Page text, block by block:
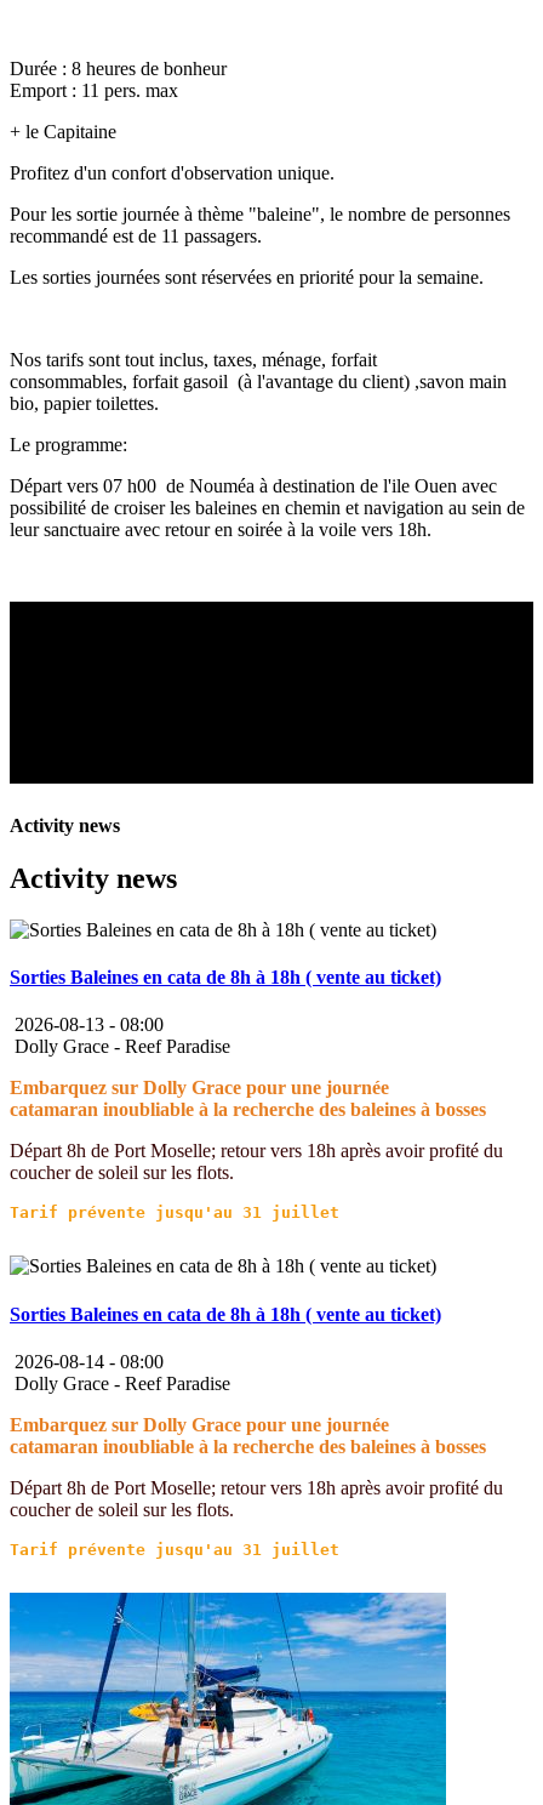
Durée : 8 heures de bonheur
Emport : 11 pers. max
+ le Capitaine
Profitez d'un confort d'observation unique.
Pour les sortie journée à thème "baleine", le nombre de personnes
recommandé est de 11 passagers.
Les sorties journées sont réservées en priorité pour la semaine.
Nos tarifs sont tout inclus, taxes, ménage, forfait
consommables, forfait gasoil (à l'avantage du client) ,savon main
bio, papier toilettes.
Le programme:
Départ vers 07 h00 de Nouméa à destination de l'ile Ouen avec
possibilité de croiser les baleines en chemin et navigation au sein de
leur sanctuaire avec retour en soirée à la voile vers 18h.
Activity news
Activity news
Sorties Baleines en cata de 8h à 18h ( vente au ticket)
2026-08-13 - 08:00
Dolly Grace - Reef Paradise
Embarquez sur Dolly Grace pour une journée
catamaran inoubliable à la recherche des baleines à bosses
Départ 8h de Port Moselle; retour vers 18h après avoir profité du
coucher de soleil sur les flots.
Sorties Baleines en cata de 8h à 18h ( vente au ticket)
2026-08-14 - 08:00
Dolly Grace - Reef Paradise
Embarquez sur Dolly Grace pour une journée
catamaran inoubliable à la recherche des baleines à bosses
Départ 8h de Port Moselle; retour vers 18h après avoir profité du
coucher de soleil sur les flots.